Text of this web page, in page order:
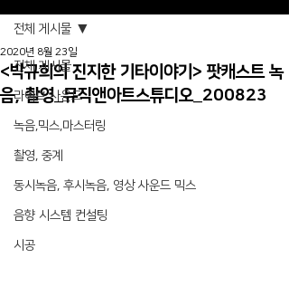
전체 게시물
라이브 사운드
녹음,믹스,마스터링
촬영, 중계
동시녹음, 후시녹음, 영상 사운드 믹스
음향 시스템 컨설팅
시공
전체 게시물
<박규희의 진지한 기타이야기> 팟캐스트 녹
음, 촬영_뮤직앤아트스튜디오_200823
2020년 8월 23일